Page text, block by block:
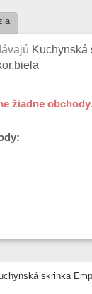
Kuchynská
žiadne obchody.
skrinka